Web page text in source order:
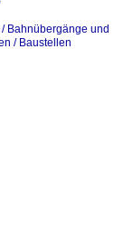
Bahnübergänge und
/ Baustellen